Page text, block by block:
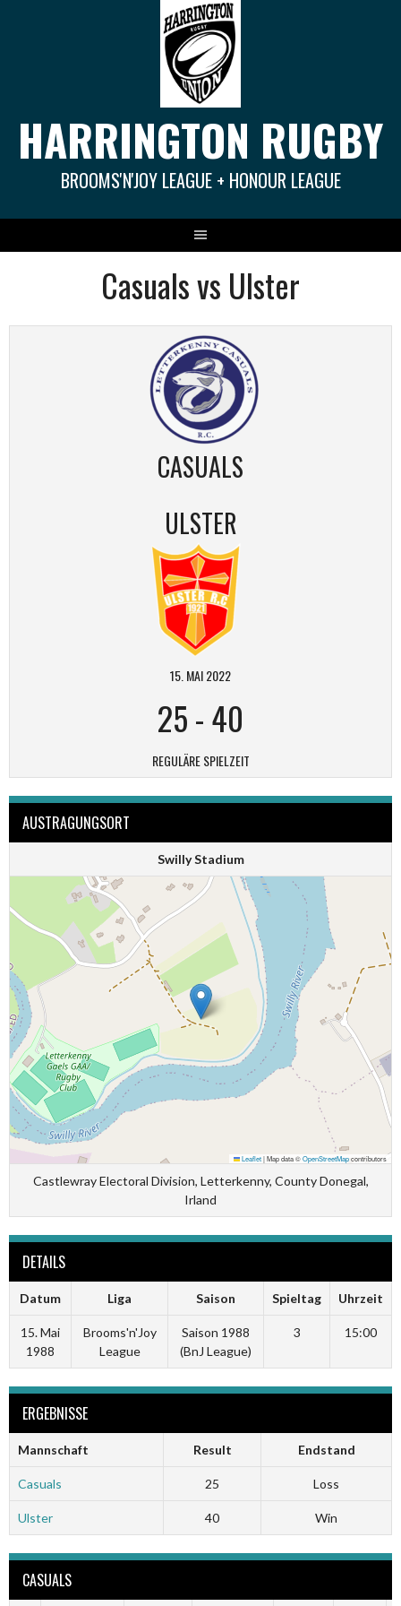
HARRINGTON RUGBY
BROOMS'N'JOY LEAGUE + HONOUR LEAGUE
Casuals vs Ulster
CASUALS
ULSTER
15. MAI 2022
25-40
REGULÄRE SPIELZEIT
AUSTRAGUNGSORT
Swilly Stadium
Leaflet|Map data ©OpenStreetMapcontributors
Castlewray Electoral Division, Letterkenny, County Donegal,
Irland
DETAILS
Datum Liga Saison Spieltag Uhrzeit
15. Mai
1988
Brooms'n'Joy
League
Saison 1988
(BnJ League)
3 15:00
ERGEBNISSE
Mannschaft Result Endstand
Casuals 25 Loss
Ulster 40 Win
CASUALS